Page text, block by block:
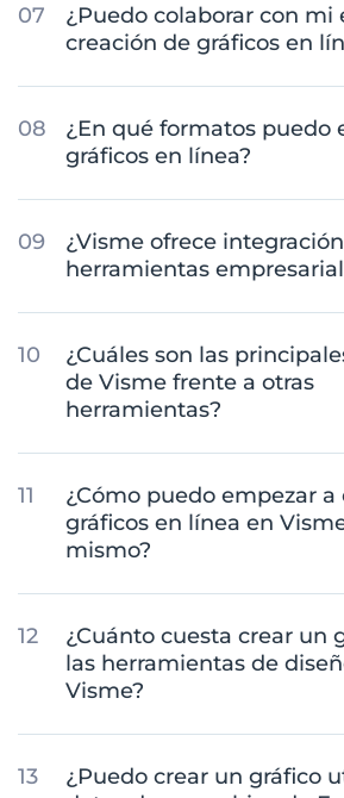
¿Puedo colaborar con mi
creación de gráficos en
¿En qué formatos puedo
gráficos en línea?
¿Visme ofrece
herramientas
¿Cuáles son las
de Visme frente a otras
herramientas?
¿Cómo puedo empezar a
gráficos en línea en
mismo?
¿Cuánto cuesta crear un
las herramientas de
Visme?
¿Puedo crear un gráfico